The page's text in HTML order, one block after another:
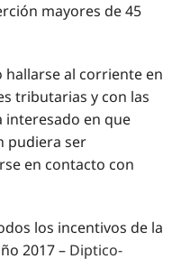
mayores de 45
hallarse al corriente en
tributarias y con las
interesado en que
pudiera ser
en contacto con
los incentivos de la
2017 – Diptico-